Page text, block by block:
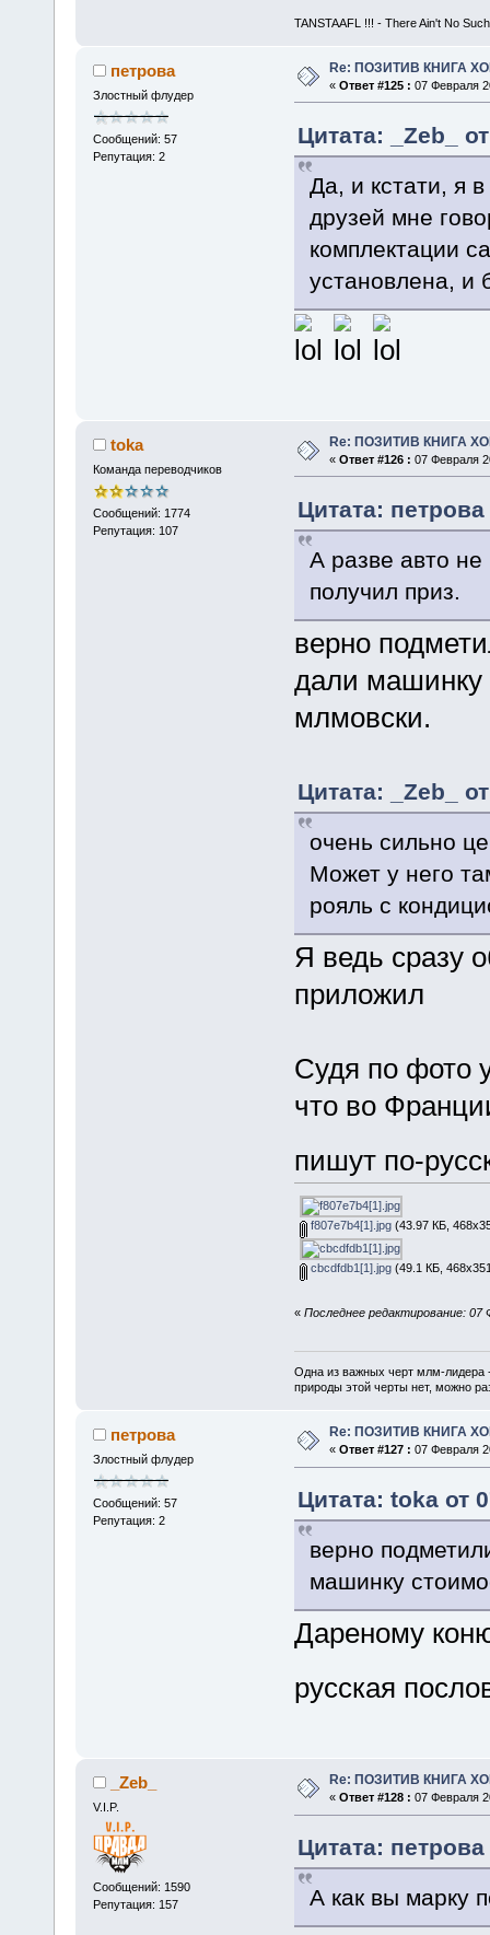
TANSTAAFL !!! - There Ain't No
петрова
Злостный флудер
Сообщений: 57
Репутация: 2
Re: ПОЗИТИВ КНИГА
« Ответ #125 : 07 Февраля
Цитата: _Zeb_
Да, и кстати, я
друзей мне
комплектации
установлена, и
toka
Команда переводчиков
Сообщений: 1774
Репутация: 107
Re: ПОЗИТИВ КНИГА
« Ответ #126 : 07 Февраля
Цитата:
А разве авто
получил приз.
верно
дали машинку
млмовски.
Цитата: _Zeb_
очень сильно
Может у него
рояль с
Я ведь сразу
приложил
Судя по фото
что во
пишут по-
f807e7b4[1].jpg(43.97 КБ,
cbcdfdb1[1].jpg(49.1 КБ,
« Последнее редактирование: 07
Одна из важных черт млм-лидера
природы этой черты нет, можно
петрова
Злостный флудер
Сообщений: 57
Репутация: 2
Re: ПОЗИТИВ КНИГА
« Ответ #127 : 07 Февраля
Цитата: toka от
верно
машинку
Дареному
русская
_Zeb_
V.I.P.
Сообщений: 1590
Репутация: 157
Re: ПОЗИТИВ КНИГА
« Ответ #128 : 07 Февраля
Цитата:
А как вы марку